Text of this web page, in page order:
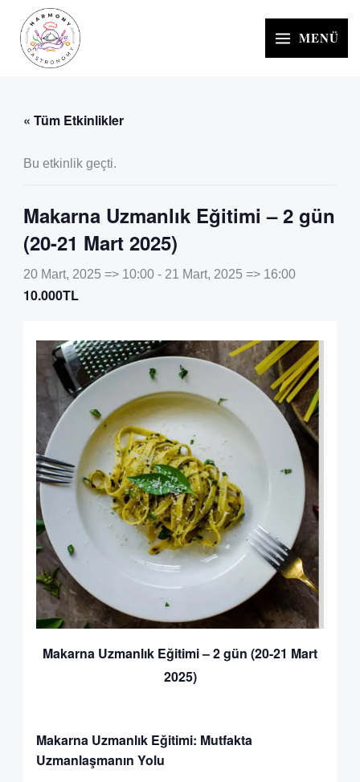
İçeriğe
MENÜ
« Tüm Etkinlikler
Bu etkinlik geçti.
Makarna Uzmanlık Eğitimi – 2 gün
(20-21 Mart 2025)
20 Mart, 2025 => 10:00- 21 Mart, 2025 => 16:00
10.000TL
Makarna Uzmanlık Eğitimi – 2 gün (20-21 Mart
2025)
Makarna Uzmanlık Eğitimi: Mutfakta
Uzmanlaşmanın Yolu